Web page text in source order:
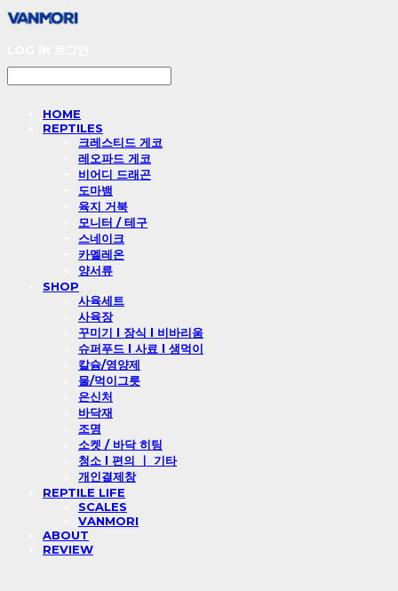
HOME
REPTILES
크레스티드 게코
레오파드 게코
비어디 드래곤
도마뱀
육지 거북
모니터 / 테구
스네이크
카멜레온
양서류
SHOP
사육세트
사육장
꾸미기 l 장식 l 비바리움
슈퍼푸드 l 사료 l 생먹이
칼슘/영양제
물/먹이그릇
은신처
바닥재
조명
소켓 / 바닥 히팅
청소 l 편의 ㅣ 기타
개인결제창
REPTILE LIFE
SCALES
VANMORI
ABOUT
REVIEW